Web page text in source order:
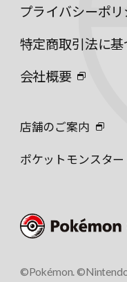
プライバシーポ
特定商取引法に
会社概要
店舗のご案内
ポケットモンスタ
©Pokémon.